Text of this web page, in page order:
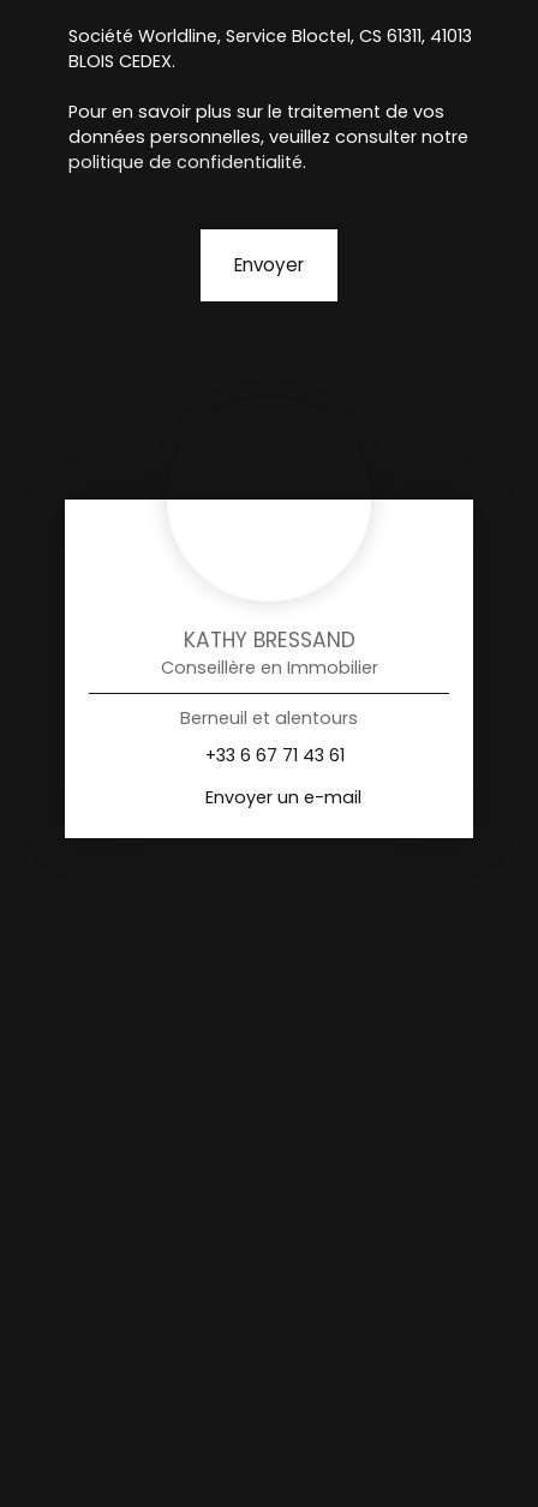
Société Worldline, Service Bloctel, CS 61311, 41013
BLOIS CEDEX.
Pour en savoir plus sur le traitement de vos
données personnelles, veuillez consulter notre
politique de confidentialité.
Envoyer
KATHY BRESSAND
Conseillère en Immobilier
Berneuil et alentours
+33 6 67 71 43 61
Envoyer un e-mail